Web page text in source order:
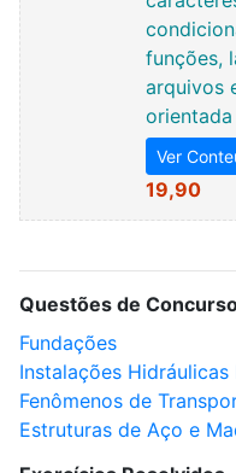
funções,
arquivos
Ver
19,90
Questões de
Fundações
Instalações Hidráulicas
Fenômenos de
Estruturas de Aço e